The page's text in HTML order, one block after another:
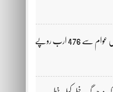
بجلی بلوں پر ٹیکس کی مد میں عوام سے 476 ارب روپے